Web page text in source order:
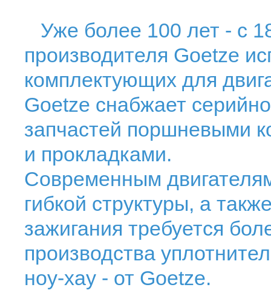
Уже более 100 лет - с
производителя Goetze
комплектующих для
Goetze снабжает
запчастей поршневыми
и прокладками.
Современным
гибкой структуры, а
зажигания требуется
производства
ноу-хау - от Goetze.